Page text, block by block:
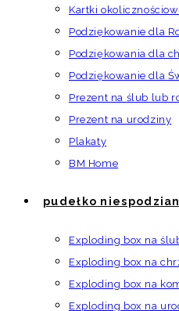
Kartki
Podziękowanie dla
Podziękowania dla
Podziękowanie dla
Prezent na ślub lub
Prezent na urodziny
Plakaty
BM Home
pudełko
Exploding box na
Exploding box na
Exploding box na
Exploding box na